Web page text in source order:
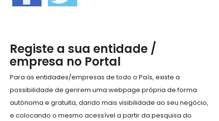
Registe a sua entidade /
empresa no Portal
Para as entidades/empresas de todo o País, existe a
possibilidade de gerirem uma webpage própria de forma
autónoma e gratuita, dando mais visibilidade ao seu negócio,
e colocando o mesmo acessível a partir da pesquisa do